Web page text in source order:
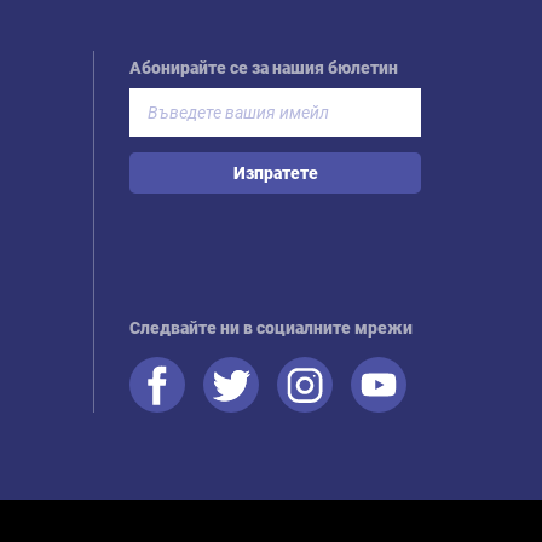
Абонирайте се за нашия бюлетин
Изпратете
Следвайте ни в социалните мрежи